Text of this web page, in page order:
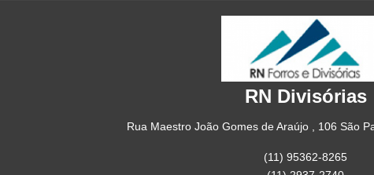
RN Divisórias
Rua Maestro João Gomes de Araújo , 106 São
(11) 95362-8265